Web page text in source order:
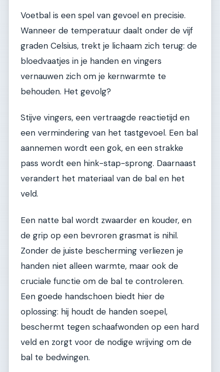
Voetbal is een spel van gevoel en precisie.
Wanneer de temperatuur daalt onder de vijf
graden Celsius, trekt je lichaam zich terug: de
bloedvaatjes in je handen en vingers
vernauwen zich om je kernwarmte te
behouden. Het gevolg?
Stijve vingers, een vertraagde reactietijd en
een vermindering van het tastgevoel. Een bal
aannemen wordt een gok, en een strakke
pass wordt een hink-stap-sprong. Daarnaast
verandert het materiaal van de bal en het
veld.
Een natte bal wordt zwaarder en kouder, en
de grip op een bevroren grasmat is nihil.
Zonder de juiste bescherming verliezen je
handen niet alleen warmte, maar ook de
cruciale functie om de bal te controleren.
Een goede handschoen biedt hier de
oplossing: hij houdt de handen soepel,
beschermt tegen schaafwonden op een hard
veld en zorgt voor de nodige wrijving om de
bal te bedwingen.